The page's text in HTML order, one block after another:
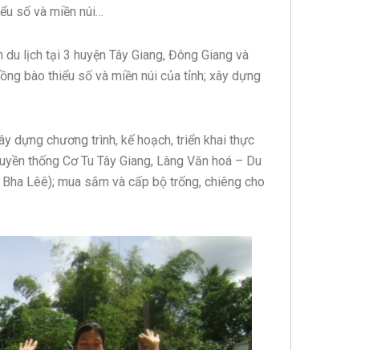
số và miền núi…
lịch tại 3 huyện Tây Giang, Đông Giang và
bào thiểu số và miền núi của tỉnh; xây dựng
dựng chương trình, kế hoạch, triển khai thực
thống Cơ Tu Tây Giang, Làng Văn hoá – Du
Lêê); mua sắm và cấp bộ trống, chiêng cho